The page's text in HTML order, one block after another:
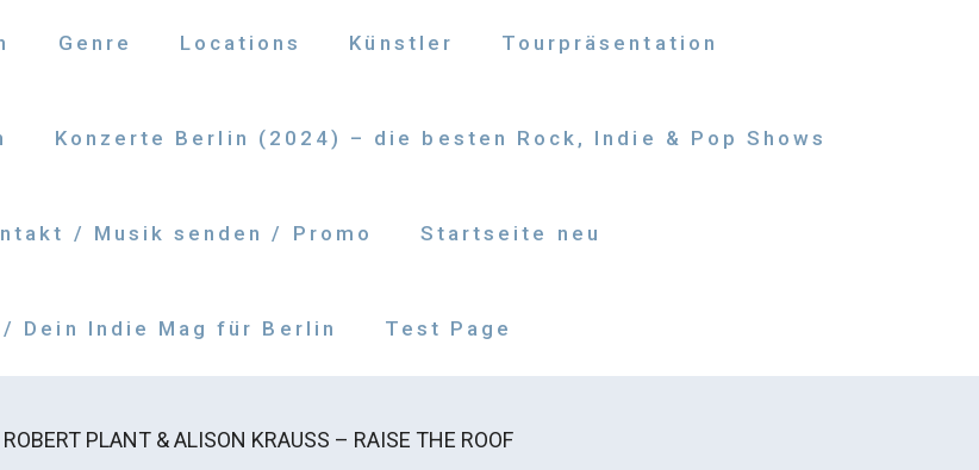
Genre Locations Künstler Tourpräsentation
Konzerte Berlin (2024) – die besten Rock, Indie & Pop Shows
/ Musik senden / Promo Startseite neu
/ Dein Indie Mag für Berlin Test Page
ROBERT PLANT & ALISON KRAUSS – RAISE THE ROOF